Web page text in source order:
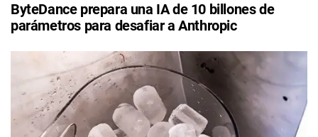
ByteDance prepara una IA de 10 billones de
parámetros para desafiar a Anthropic